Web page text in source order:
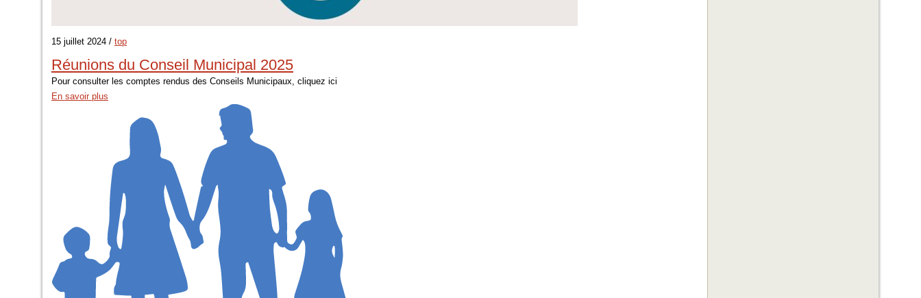
15 juillet 2024 / top
Réunions du Conseil Municipal 2025
Pour consulter les comptes rendus des Conseils Municipaux, cliquez ici
En savoir plus